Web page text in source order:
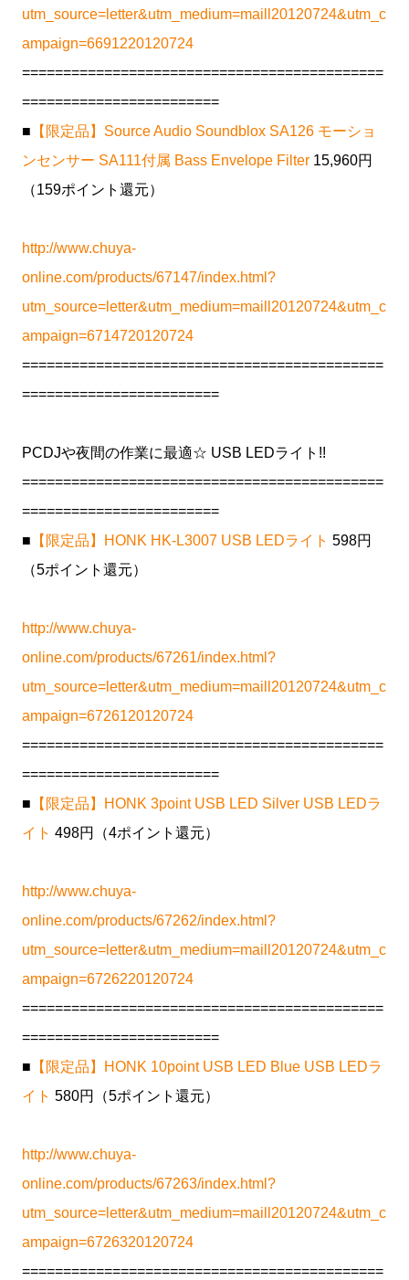
utm_source=letter&utm_medium=maill20120724&utm_c
ampaign=6691220120724
============================================
========================
■ 【限定品】Source Audio Soundblox SA126 モーショ
ンセンサー SA111付属 Bass Envelope Filter 15,960円
（159ポイント還元）
http://www.chuya-
online.com/products/67147/index.html?
utm_source=letter&utm_medium=maill20120724&utm_c
ampaign=6714720120724
============================================
========================
PCDJや夜間の作業に最適☆ USB LEDライト!!
============================================
========================
■ 【限定品】HONK HK-L3007 USB LEDライト 598円
（5ポイント還元）
http://www.chuya-
online.com/products/67261/index.html?
utm_source=letter&utm_medium=maill20120724&utm_c
ampaign=6726120120724
============================================
========================
■ 【限定品】HONK 3point USB LED Silver USB LEDラ
イト 498円（4ポイント還元）
http://www.chuya-
online.com/products/67262/index.html?
utm_source=letter&utm_medium=maill20120724&utm_c
ampaign=6726220120724
============================================
========================
■ 【限定品】HONK 10point USB LED Blue USB LEDラ
イト 580円（5ポイント還元）
http://www.chuya-
online.com/products/67263/index.html?
utm_source=letter&utm_medium=maill20120724&utm_c
ampaign=6726320120724
============================================